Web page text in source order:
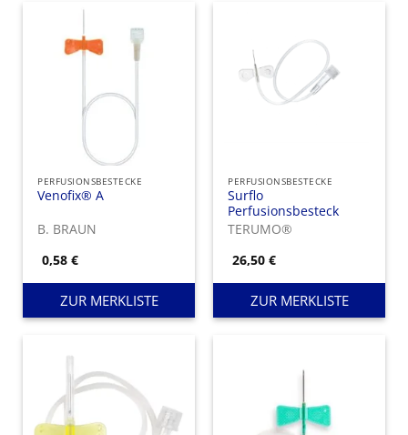
PERFUSIONSBESTECKE
Venofix® A
B. BRAUN
0,58€
ZUR MERKLISTE
PERFUSIONSBESTECKE
Surflo
Perfusionsbesteck
TERUMO®
26,50€
ZUR MERKLISTE